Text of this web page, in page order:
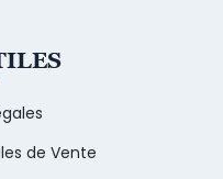
de Vente